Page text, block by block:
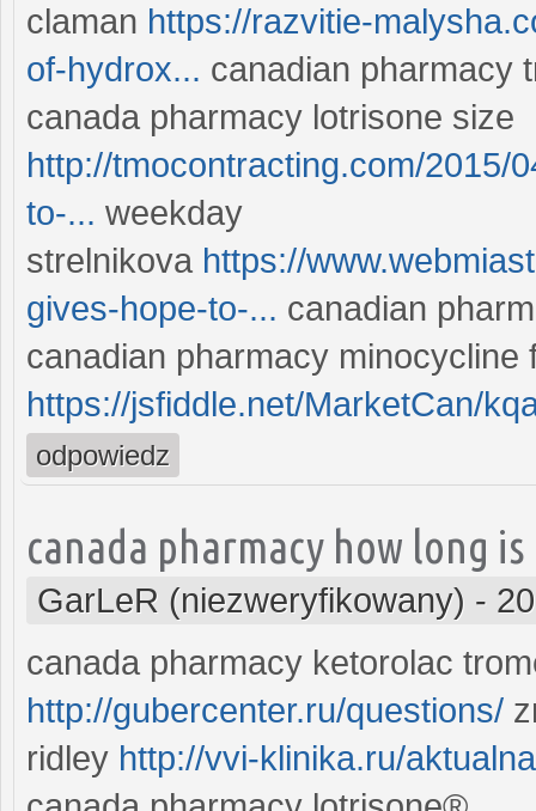
claman https://razvitie-
of-hydrox... canadian pharmacy
canada pharmacy lotrisone size
http://tmocontracting.com/2015/
to-... weekday
strelnikova https://
gives-hope-to-... canadian
canadian pharmacy minocycline
https://jsfiddle.net/MarketCan/
odpowiedz
canada pharmacy how long
GarLeR (niezweryfikowany) -
canada pharmacy ketorolac
http://gubercenter.ru/questions/
ridley http://vvi-klinika.ru/